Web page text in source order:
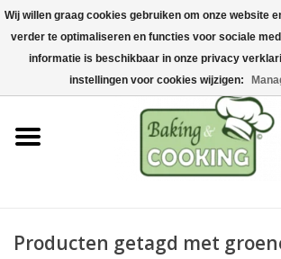
Home
Bak-& kookgerei
Machines & onderdelen
Chocolade & ijsbereiding
Producten getagd met
Wij willen graag cookies gebruiken om onze website
verder te optimaliseren en functies voor sociale
informatie is beschikbaar in onze privacy
instellingen voor cookies wijzigen: